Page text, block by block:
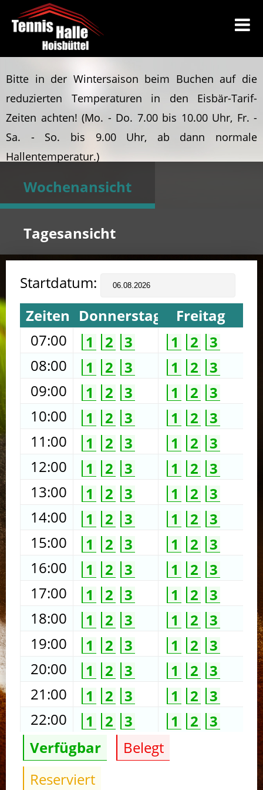
Bitte in der Wintersaison beim Buchen auf die
reduzierten Temperaturen in den Eisbär-Tarif-
Zeiten achten! (Mo. - Do. 7.00 bis 10.00 Uhr, Fr. -
Sa. - So. bis 9.00 Uhr, ab dann normale
Hallentemperatur.)
Wochenansicht
Tagesansicht
Startdatum:
Zeiten Donnerstag
Freitag
07:00
1 2 3 1 2
3
08:00
1 2 3 1 2
3
09:00
1 2 3 1 2
3
10:00
1 2 3 1 2
3
11:00
1 2 3 1 2
3
12:00
1 2 3 1 2
3
13:00
1 2 3 1 2
3
14:00
1 2 3 1 2
3
15:00
1 2 3 1 2
3
16:00
1 2 3 1 2
3
17:00
1 2 3 1 2
3
18:00
1 2 3 1 2
3
19:00
1 2 3 1 2
3
20:00
1 2 3 1 2
3
21:00
1 2 3 1 2
3
22:00
1 2 3 1 2
3
Verfügbar
Belegt
Reserviert